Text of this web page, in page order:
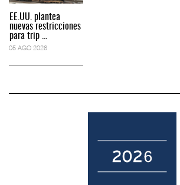
EE.UU. plantea
nuevas restricciones
para trip ...
05 AGO 2026